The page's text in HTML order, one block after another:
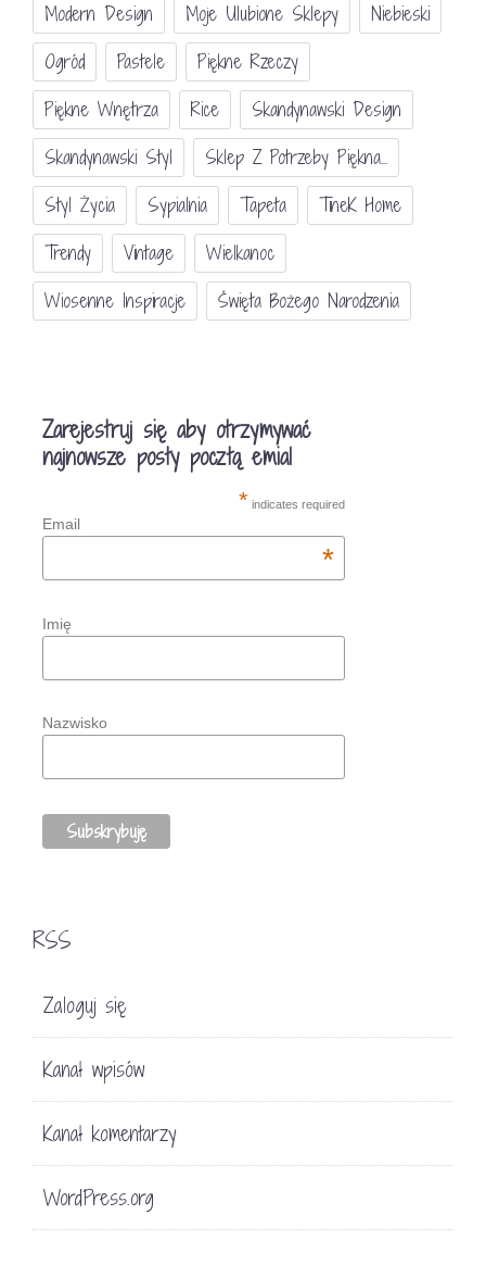
Modern Design
Moje Ulubione Sklepy
Niebieski
Ogród
Pastele
Piękne Rzeczy
Piękne Wnętrza
Rice
Skandynawski Design
Skandynawski Styl
Sklep Z Potrzeby Piękna...
Styl Życia
Sypialnia Tapeta
TineK Home
Trendy
Vintage
Wielkanoc
Wiosenne Inspiracje
Święta Bożego Narodzenia
Zarejestruj się aby otrzymywać
najnowsze posty pocztą emial
* indicates required
Email
*
Imię
Nazwisko
RSS
Zaloguj się
Kanał wpisów
Kanał komentarzy
WordPress.org